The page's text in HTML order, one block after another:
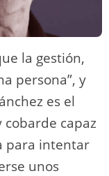
la gestión,
persona”, y
es el
capaz
para intentar
unos